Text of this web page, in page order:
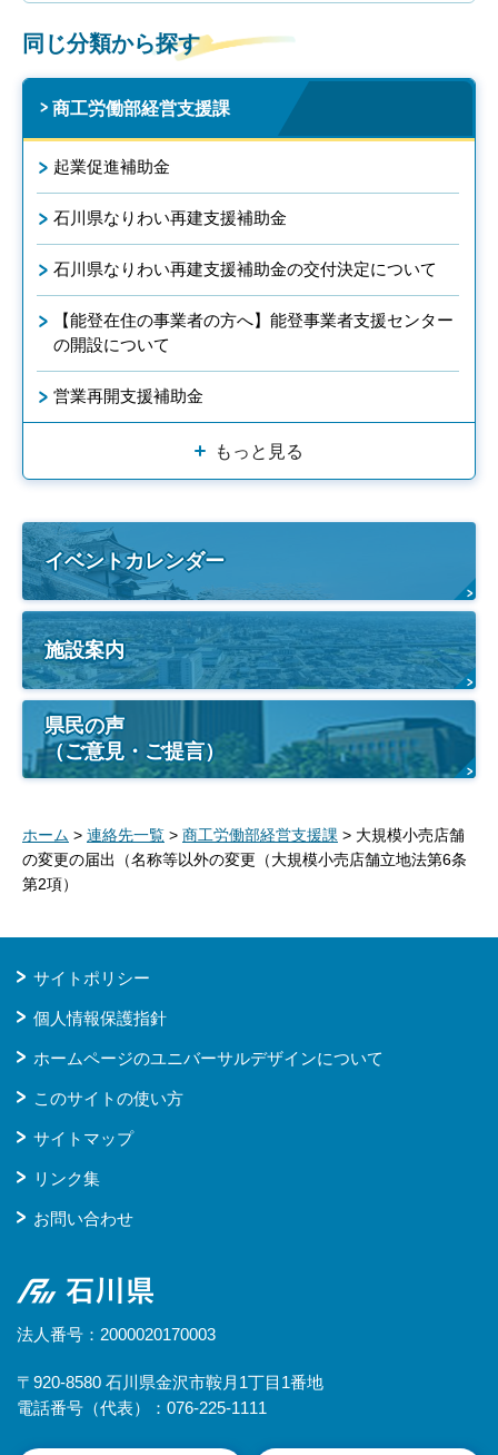
同じ分類から探す
商工労働部経営支援課
起業促進補助金
石川県なりわい再建支援補助金
石川県なりわい再建支援補助金の交付決定について
【能登在住の事業者の方へ】能登事業者支援センター
の開設について
営業再開支援補助金
もっと見る
イベントカレンダー
施設案内
県民の声
（ご意見・ご提言）
ホーム > 連絡先一覧 > 商工労働部経営支援課 > 大規模小売店舗
の変更の届出（名称等以外の変更（大規模小売店舗立地法第6条
第2項）
サイトポリシー
個人情報保護指針
ホームページのユニバーサルデザインについて
このサイトの使い方
サイトマップ
リンク集
お問い合わせ
石川県
法人番号：2000020170003
〒920-8580 石川県金沢市鞍月1丁目1番地
電話番号（代表）：076-225-1111